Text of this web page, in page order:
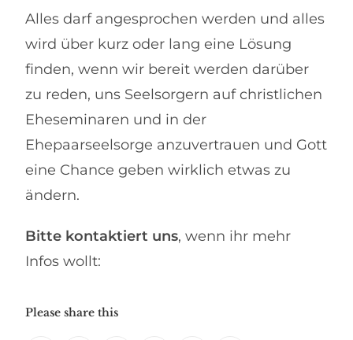
Alles darf angesprochen werden und alles
wird über kurz oder lang eine Lösung
finden, wenn wir bereit werden darüber
zu reden, uns Seelsorgern auf christlichen
Eheseminaren und in der
Ehepaarseelsorge anzuvertrauen und Gott
eine Chance geben wirklich etwas zu
ändern.
Bitte kontaktiert uns, wenn ihr mehr
Infos wollt:
Please share this